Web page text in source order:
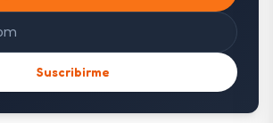
Suscribirme